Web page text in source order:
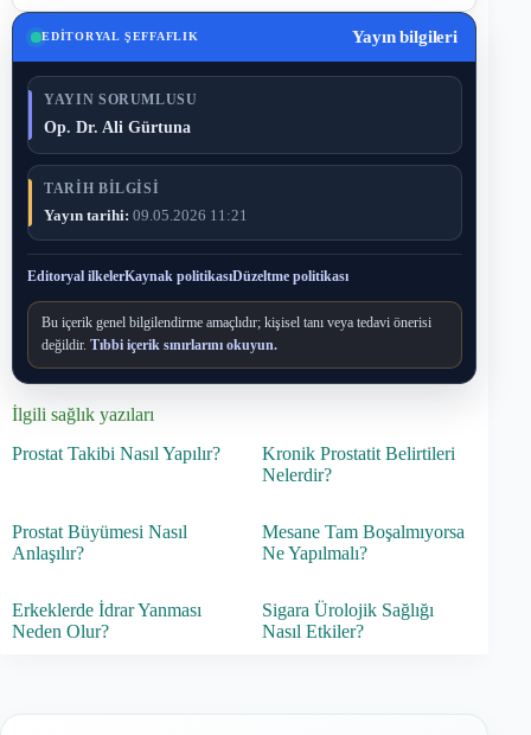
EDITORYAL ŞEFFAFLIK Yayın bilgileri
YAYIN SORUMLUSU
Op. Dr. Ali Gürtuna
TARIH BILGISI
Yayın tarihi: 09.05.2026 11:21
Editoryal ilkelerKaynak politikasıDüzeltme politikası
Bu içerik genel bilgilendirme amaçlıdır; kişisel tanı veya tedavi önerisi
değildir. Tıbbi içerik sınırlarını okuyun.
İlgili sağlık yazıları
Prostat Takibi Nasıl Yapılır?
Kronik Prostatit Belirtileri
Nelerdir?
Prostat Büyümesi Nasıl
Anlaşılır?
Mesane Tam Boşalmıyorsa
Ne Yapılmalı?
Erkeklerde İdrar Yanması
Neden Olur?
Sigara Ürolojik Sağlığı
Nasıl Etkiler?